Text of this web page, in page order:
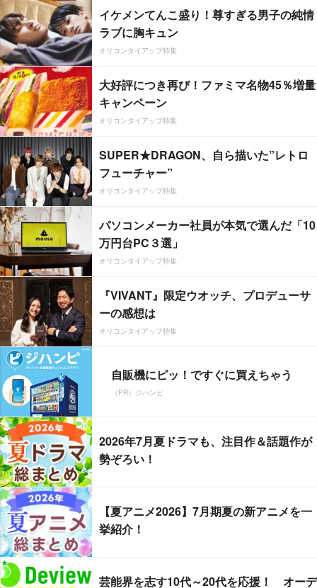
イケメンてんこ盛り！尊すぎる男子の純情
ラブに胸キュン
オリコンタイアップ特集
大好評につき再び！ファミマ名物45％増量
キャンペーン
オリコンタイアップ特集
SUPER★DRAGON、自ら描いた”レトロ
フューチャー”
オリコンタイアップ特集
パソコンメーカー社員が本気で選んだ「10
万円台PC３選」
オリコンタイアップ特集
『VIVANT』限定ウオッチ、プロデューサ
ーの感想は
オリコンタイアップ特集
自販機にピッ！ですぐに買えちゃう
（PR）ジハンピ
2026年7月夏ドラマも、注目作＆話題作が
勢ぞろい！
【夏アニメ2026】7月期夏の新アニメを一
挙紹介！
芸能界を志す10代～20代を応援！ オーデ